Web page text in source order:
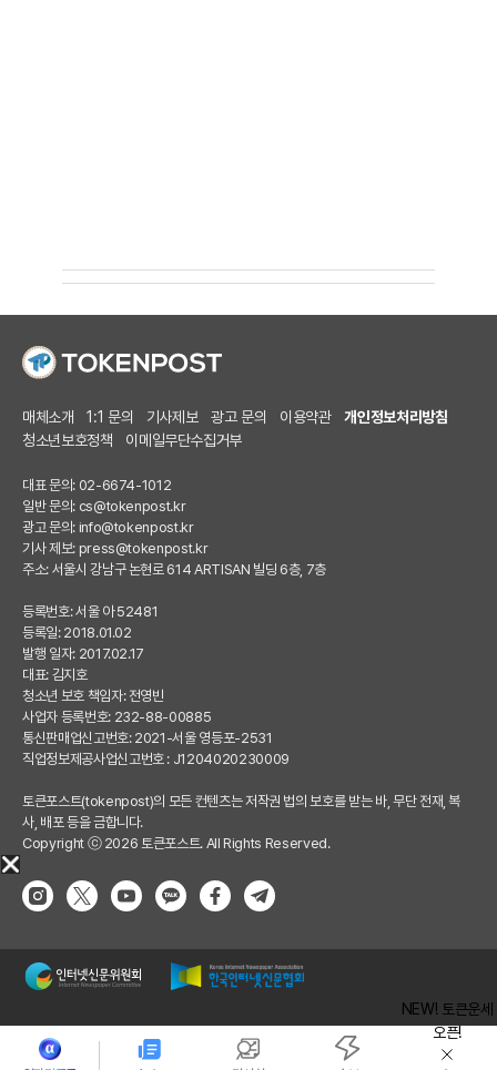
NEW! 토큰운세
오픈!
매체소개 1:1 문의 기사제보 광고 문의 이용약관
개인정보처리방침
청소년보호정책
이메일무단수집거부
대표 문의: 02-6674-1012
일반 문의: cs@tokenpost.kr
광고 문의: info@tokenpost.kr
기사 제보: press@tokenpost.kr
주소: 서울시 강남구 논현로 614 ARTISAN 빌딩 6층, 7층
등록번호: 서울 아 52481
등록일: 2018.01.02
발행 일자: 2017.02.17
대표: 김지호
청소년 보호 책임자: 전영빈
사업자 등록번호: 232-88-00885
통신판매업신고번호: 2021-서울 영등포-2531
직업정보제공사업신고번호 : J1204020230009
토큰포스트(tokenpost)의 모든 컨텐츠는 저작권 법의 보호를 받는 바, 무단 전재, 복
사, 배포 등을 금합니다.
Copyright ⓒ 2026 토큰포스트. All Rights Reserved.